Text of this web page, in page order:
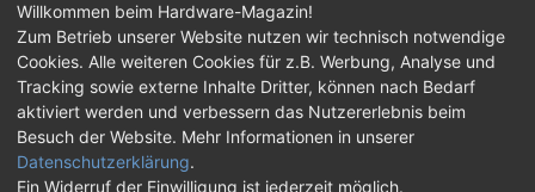
1-TB-Modell getestet.
Impressum| Kontakt |Jobs |Datenschutz |
Consent‑Einstellungen |Haftungsausschluss
Feed Facebook
Willkommen beim Hardware-Magazin!
Zum Betrieb unserer Website nutzen wir technisch notwendige
Cookies. Alle weiteren Cookies für z.B. Werbung, Analyse und
Tracking sowie externe Inhalte Dritter, können nach Bedarf
aktiviert werden und verbessern das Nutzererlebnis beim
Besuch der Website. Mehr Informationen in unserer
Datenschutzerklärung.
Ein Widerruf der Einwilligung ist jederzeit möglich.